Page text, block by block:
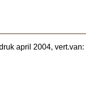
april 2004,